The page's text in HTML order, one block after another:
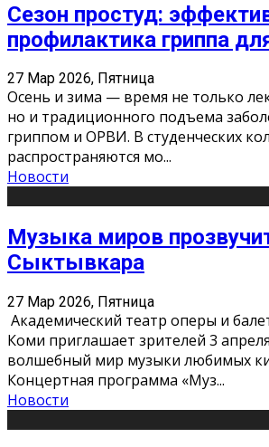
Сезон простуд:
профилактика гриппа
27 Мар 2026, Пятница
Осень и зима — время не только
но и традиционного подъема
гриппом и ОРВИ. В студенческих
распространяются мо...
Новости
Музыка миров
Сыктывкара
27 Мар 2026, Пятница
Академический театр оперы и
Коми приглашает зрителей 3
волшебный мир музыки любимых
Концертная программа «Муз...
Новости